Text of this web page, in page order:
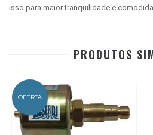
isso para maior tranquilidade e
PRODUTOS
OFERTA